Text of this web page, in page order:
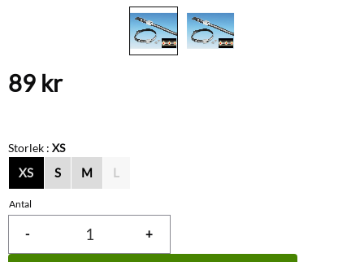
89 kr
Storlek : XS
XS S M L
Antal
+
-